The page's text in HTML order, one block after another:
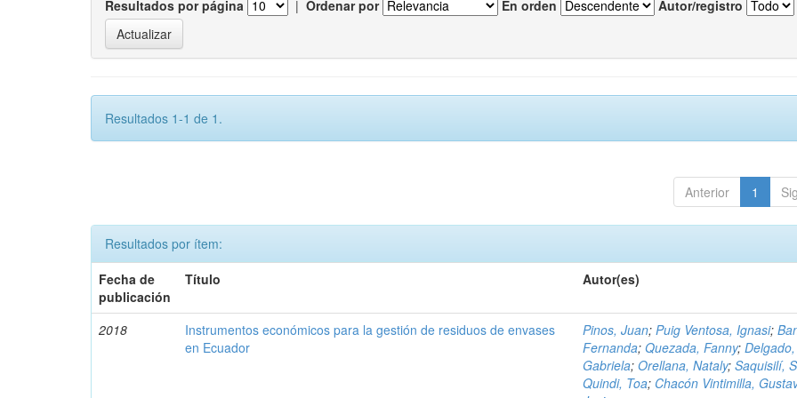
Resultados por página | Ordenar por En orden Autor/registro
Resultados 1-1 de 1.
Anterior 1
Resultados por ítem:
Fecha de
publicación
Título Autor(es)
2018
Instrumentos económicos para la gestión de residuos de envases
en Ecuador
Pinos, Juan;Puig Ventosa, Ignasi;
Fernanda;Quezada, Fanny;Delgado,
Gabriela;Orellana, Nataly;Saquisilí,
Quindi, Toa; Chacón Vintimilla,